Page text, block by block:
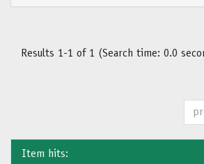
Results 1-1 of 1 (Search time: 0.0
Item hits: